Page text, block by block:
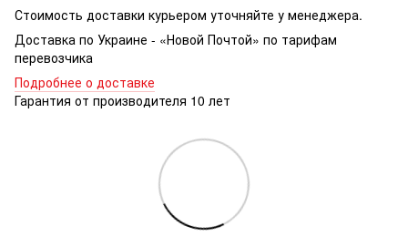
Стоимость доставки курьером уточняйте у менеджера.
Доставка по Украине - «Новой Почтой» по тарифам
перевозчика
Подробнее о доставке
Гарантия от производителя 10 лет